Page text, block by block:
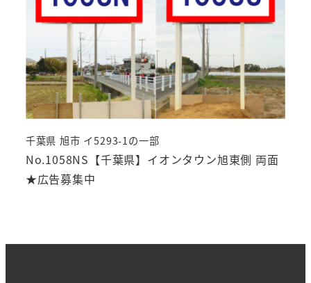
No.1058NS【千葉県】イオンタウン旭東側 両面
★広告募集中
千葉県 旭市 イ5293-1の一部